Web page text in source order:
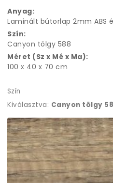
Anyag:
Laminált bútorlap 2mm ABS
Szín:
Canyon tölgy 588
Méret (Sz x Mé x Ma):
100 x 40 x 70 cm
Szín
Kiválasztva: Canyon tölgy